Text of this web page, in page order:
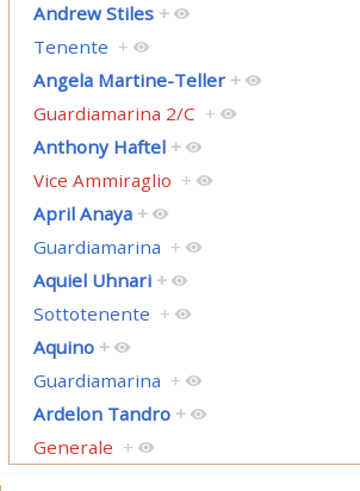
Andrew Stiles +
Tenente +
Angela Martine-Teller +
Guardiamarina 2/C +
Anthony Haftel +
Vice Ammiraglio +
April Anaya +
Guardiamarina +
Aquiel Uhnari +
Sottotenente +
Aquino +
Guardiamarina +
Ardelon Tandro +
Generale +